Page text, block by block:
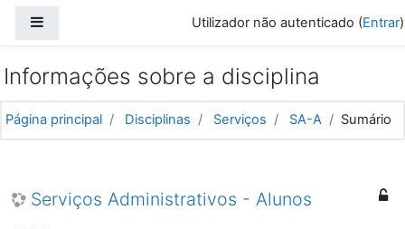
Utilizador não autenticado (Entrar)
Informações sobre a disciplina
Página principal Disciplinas Serviços SA-A Sumário
Serviços Administrativos - Alunos